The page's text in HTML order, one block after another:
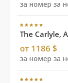
за номер за
The Carlyle,
от 1186 $
за номер за